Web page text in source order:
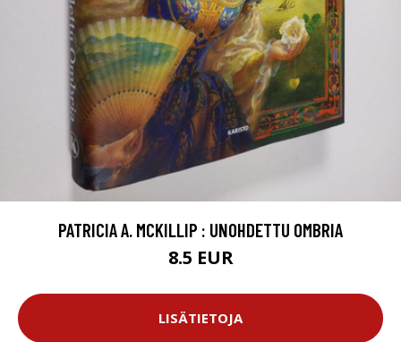
PATRICIA A. MCKILLIP : UNOHDETTU OMBRIA
8.5 EUR
LISÄTIETOJA